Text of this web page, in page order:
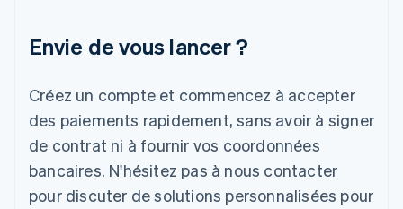
Envie de vous lancer ?
Créez un compte et commencez à accepter
des paiements rapidement, sans avoir à signer
de contrat ni à fournir vos coordonnées
bancaires. N'hésitez pas à nous contacter
pour discuter de solutions personnalisées pour
English
Italie
Japon
日本語
Lettonie
English
Liechtenstein
DeutschEnglish